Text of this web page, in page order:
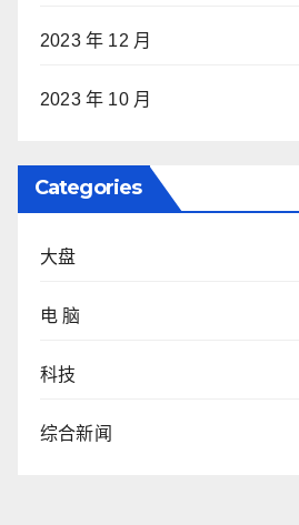
2023 年 12 月
2023 年 10 月
Categories
大盘
电 脑
科技
综合新闻